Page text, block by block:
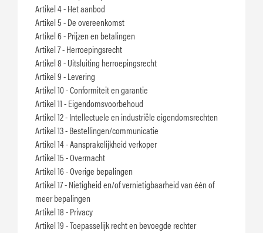
Artikel 4 - Het aanbod
Artikel 5 - De overeenkomst
Artikel 6 - Prijzen en betalingen
Artikel 7 - Herroepingsrecht
Artikel 8 - Uitsluiting herroepingsrecht
Artikel 9 - Levering
Artikel 10 - Conformiteit en garantie
Artikel 11 - Eigendomsvoorbehoud
Artikel 12 - Intellectuele en industriële eigendomsrechten
Artikel 13 - Bestellingen/communicatie
Artikel 14 - Aansprakelijkheid verkoper
Artikel 15 - Overmacht
Artikel 16 - Overige bepalingen
Artikel 17 - Nietigheid en/of vernietigbaarheid van één of
meer bepalingen
Artikel 18 - Privacy
Artikel 19 - Toepasselijk recht en bevoegde rechter